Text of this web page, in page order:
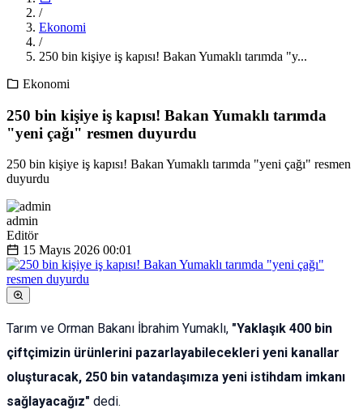
/
Ekonomi
/
250 bin kişiye iş kapısı! Bakan Yumaklı tarımda "y...
Ekonomi
250 bin kişiye iş kapısı! Bakan Yumaklı tarımda
"yeni çağı" resmen duyurdu
250 bin kişiye iş kapısı! Bakan Yumaklı tarımda "yeni çağı" resmen
duyurdu
admin
Editör
15 Mayıs 2026 00:01
Tarım ve Orman Bakanı İbrahim Yumaklı, "Yaklaşık 400 bin
çiftçimizin ürünlerini pazarlayabilecekleri yeni kanallar
oluşturacak, 250 bin vatandaşımıza yeni istihdam imkanı
sağlayacağız" dedi.